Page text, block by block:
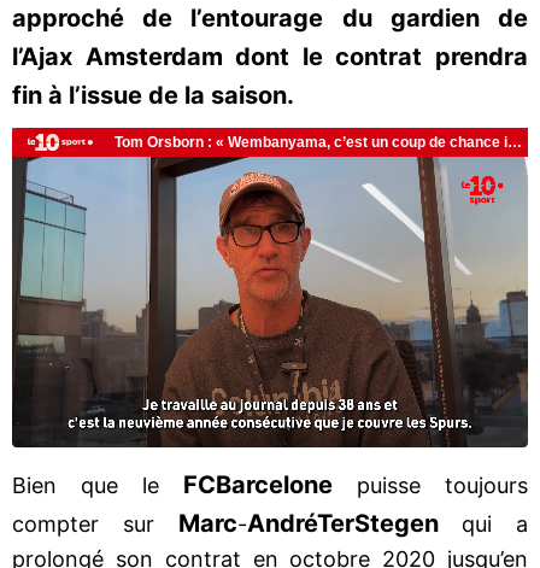
approché de l’entourage du gardien de
l’Ajax Amsterdam dont le contrat prendra
fin à l’issue de la saison.
Bien que le FCBarcelone puisse toujours
compter sur Marc-AndréTerStegenqui a
prolongé son contrat en octobre 2020 jusqu’en